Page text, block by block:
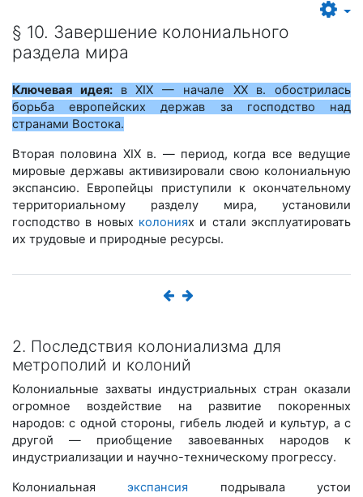
§ 10. Завершение колониального
раздела мира
Ключевая идея: в XIX — начале ХХ в. обострилась
борьба европейских держав за господство над
странами Востока.
Вторая половина XIX в. — период, когда все ведущие
мировые державы активизировали свою колониальную
экспансию. Европейцы приступили к окончательному
территориальному разделу мира, установили
господство в новых колониях и стали эксплуатировать
их трудовые и природные ресурсы.
2. Последствия колониализма для
метрополий и колоний
Колониальные захваты индустриальных стран оказали
огромное воздействие на развитие покоренных
народов: с одной стороны, гибель людей и культур, а с
другой — приобщение завоеванных народов к
индустриализации и научно-техническому прогрессу.
Колониальнаяэкспансия подрывала устои